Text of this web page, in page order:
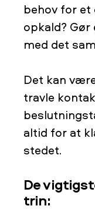
behov for et
opkald?
med det
Det kan
travle
altid for at
stedet.
De
trin: